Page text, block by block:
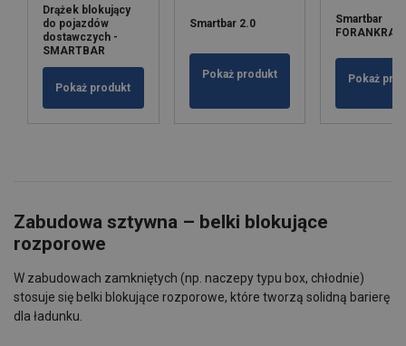
Drążek blokujący
do pojazdów
dostawczych -
SMARTBAR
Pokaż produkt
Smartbar 2.0
Pokaż produkt
Smartbar
FORANKRA
Pokaż
Zabudowa sztywna – belki blokujące
rozporowe
W zabudowach zamkniętych (np. naczepy typu box, chłodnie)
stosuje się belki blokujące rozporowe, które tworzą solidną barierę
dla ładunku.